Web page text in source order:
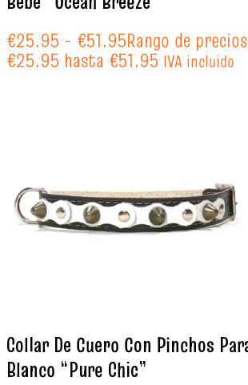
€25.95 - €51.95Rango de
€25.95 hasta €51.95 IVA incluido
Collar De Cuero Con Pinchos
Blanco “Pure Chic”